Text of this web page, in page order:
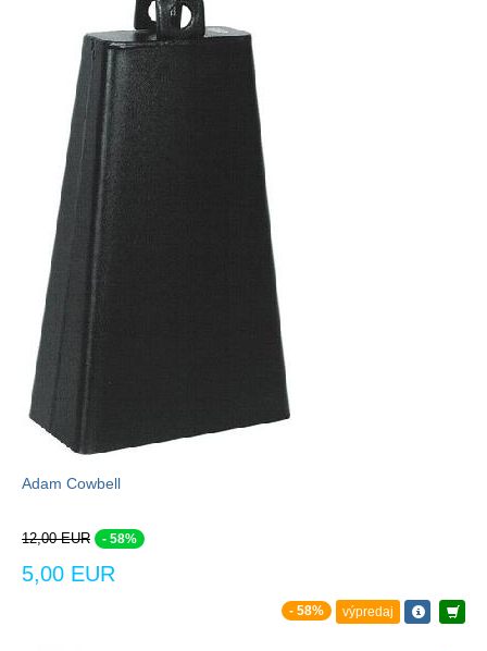
Adam Cowbell
12,00 EUR - 58%
5,00 EUR
- 58% výpredaj